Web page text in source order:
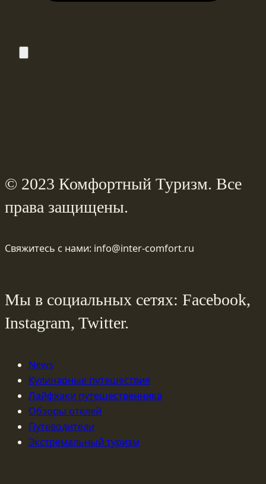
© 2023 Комфортный Туризм. Все
права защищены.
Свяжитесь с нами: info@inter-comfort.ru
Мы в социальных сетях: Facebook,
Instagram, Twitter.
News
Кулинарные путешествия
Лайфхаки путешественника
Обзоры отелей
Путеводители
Экстремальный туризм